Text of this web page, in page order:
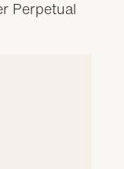
Perpetual